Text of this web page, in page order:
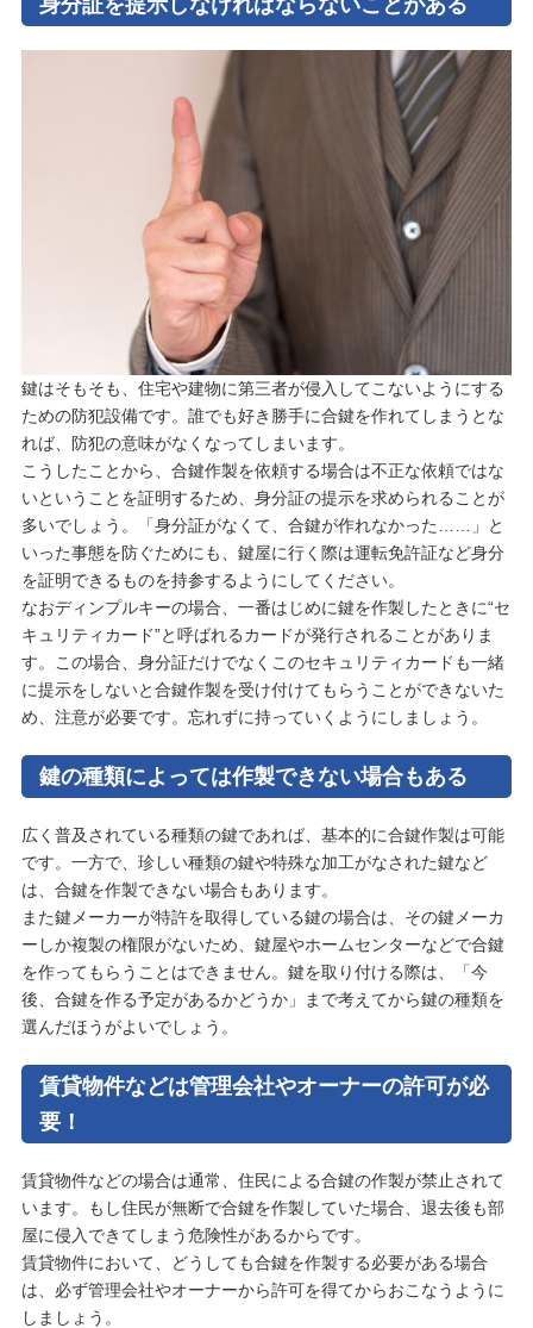
鍵はそもそも、住宅や建物に第三者が侵入してこないようにする
ための防犯設備です。誰でも好き勝手に合鍵を作れてしまうとな
れば、防犯の意味がなくなってしまいます。
こうしたことから、合鍵作製を依頼する場合は不正な依頼ではな
いということを証明するため、身分証の提示を求められることが
多いでしょう。「身分証がなくて、合鍵が作れなかった……」と
いった事態を防ぐためにも、鍵屋に行く際は運転免許証など身分
を証明できるものを持参するようにしてください。
なおディンプルキーの場合、一番はじめに鍵を作製したときに“セ
キュリティカード”と呼ばれるカードが発行されることがありま
す。この場合、身分証だけでなくこのセキュリティカードも一緒
に提示をしないと合鍵作製を受け付けてもらうことができないた
め、注意が必要です。忘れずに持っていくようにしましょう。
鍵の種類によっては作製できない場合もある
広く普及されている種類の鍵であれば、基本的に合鍵作製は可能
です。一方で、珍しい種類の鍵や特殊な加工がなされた鍵など
は、合鍵を作製できない場合もあります。
また鍵メーカーが特許を取得している鍵の場合は、その鍵メーカ
ーしか複製の権限がないため、鍵屋やホームセンターなどで合鍵
を作ってもらうことはできません。鍵を取り付ける際は、「今
後、合鍵を作る予定があるかどうか」まで考えてから鍵の種類を
選んだほうがよいでしょう。
賃貸物件などは管理会社やオーナーの許可が必
要！
賃貸物件などの場合は通常、住民による合鍵の作製が禁止されて
います。もし住民が無断で合鍵を作製していた場合、退去後も部
屋に侵入できてしまう危険性があるからです。
賃貸物件において、どうしても合鍵を作製する必要がある場合
は、必ず管理会社やオーナーから許可を得てからおこなうように
しましょう。